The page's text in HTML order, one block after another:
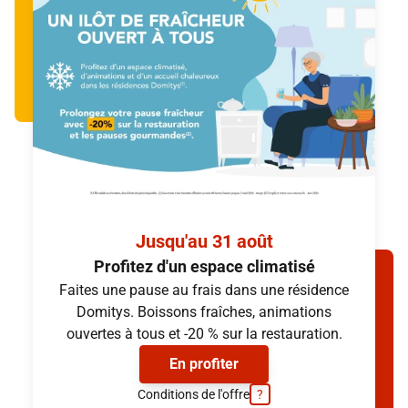
Volets roulants électriques
Demander la brochure
(provisions sur charges et services inclus, hors électricité)
Douche italienne
Demander la brochure
(provisions sur charges et services inclus, hors électricité)
Jusqu'au 31 août
Profitez d'un espace climatisé
Faites une pause au frais dans une résidence
Domitys. Boissons fraîches, animations
ouvertes à tous et -20 % sur la restauration.
En profiter
Conditions de l'offre ?